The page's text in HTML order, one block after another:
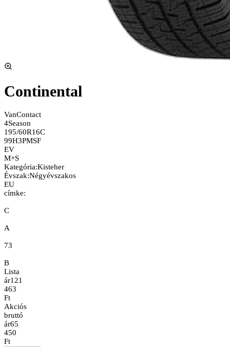
Continental
VanContact
4Season
195/60R16C
99H3PMSF
EV
M+S
Kategória:Kisteher
Évszak:Négyévszakos
EU
címke:
C
A
73
B
Lista
ár121
463
Ft
Akciós
bruttó
ár65
450
Ft